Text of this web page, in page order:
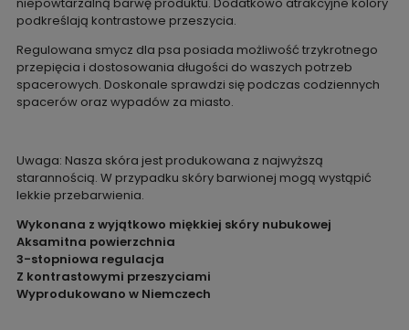
podkreślają kontrastowe przeszycia.
Regulowana smycz dla psa posiada możliwość trzykrotnego
przepięcia i dostosowania długości do waszych potrzeb
spacerowych. Doskonale sprawdzi się podczas codziennych
spacerów oraz wypadów za miasto.
Uwaga: Nasza skóra jest produkowana z najwyższą
starannością. W przypadku skóry barwionej mogą wystąpić
lekkie przebarwienia.
Wykonana z wyjątkowo miękkiej skóry nubukowej
Aksamitna powierzchnia
3-stopniowa regulacja
Z kontrastowymi przeszyciami
Wyprodukowano w Niemczech